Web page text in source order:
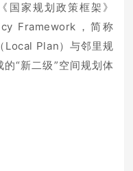
国家规划政策框架》
Framework，简称
Local Plan）与邻里规
“新二级”空间规划体